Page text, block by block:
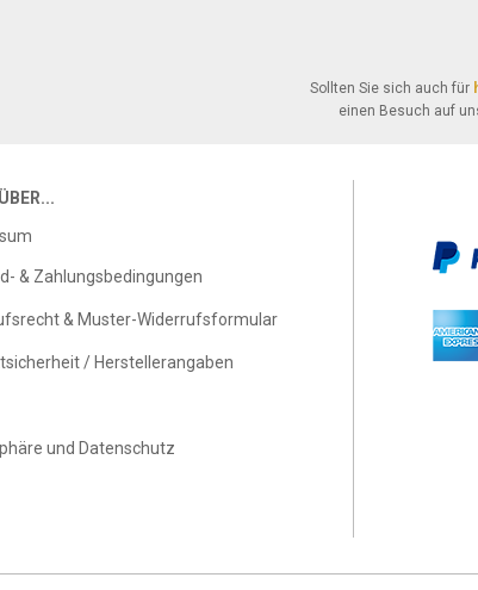
Sollten Sie sich auch für
einen Besuch auf
& Zahlungsbedingungen
& Muster-Widerrufsformular
/ Herstellerangaben
und Datenschutz